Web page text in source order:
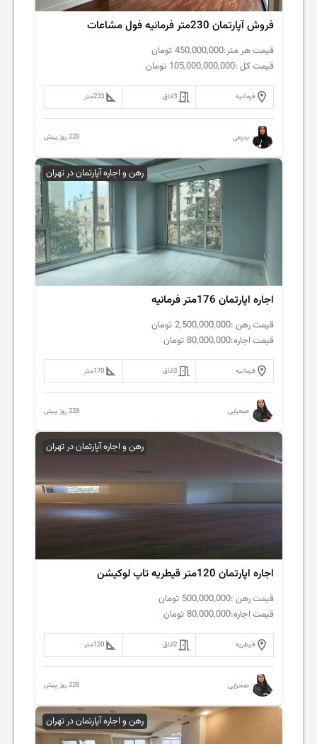
فروش آپارتمان 230متر فرمانیه فول مشاعات
قیمت هر متر:450,000,000 تومان
قیمت کل :105,000,000,000 تومان
فرمانیه 3اتاق 233متر
بدیعی 228 روز پیش
رهن و اجاره آپارتمان در تهران
اجاره اپارتمان 176متر فرمانیه
قیمت رهن :2,500,000,000 تومان
قیمت اجاره:80,000,000 تومان
فرمانیه 3اتاق 170متر
صحرایی 228 روز پیش
رهن و اجاره آپارتمان در تهران
اجاره اپارتمان 120متر قیطریه تاپ لوکیشن
قیمت رهن :500,000,000 تومان
قیمت اجاره:80,000,000 تومان
قیطریه 2اتاق 120متر
صحرایی 228 روز پیش
رهن و اجاره آپارتمان در تهران